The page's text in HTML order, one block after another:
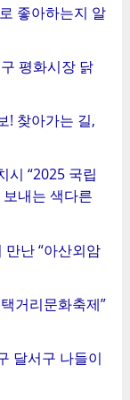
좋아하는지 알
평화시장 닭
! 찾아가는 길,
시 “2025 국립
내는 색다른
난 “아산외암
거리문화축제”
달서구 나들이